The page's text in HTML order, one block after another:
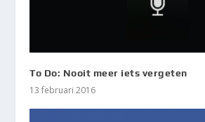
To Do: Nooit meer iets vergeten
13 februari 2016